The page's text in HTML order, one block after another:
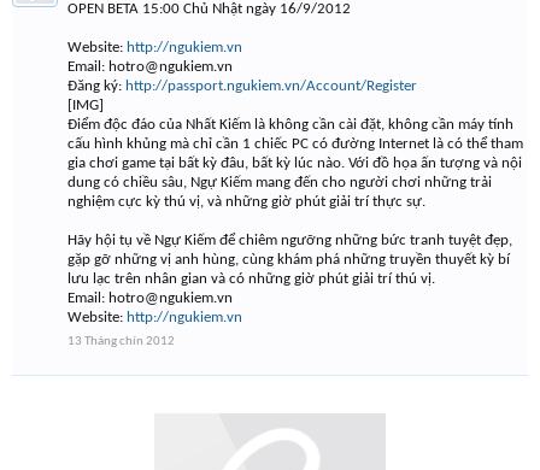
OPEN BETA 15:00 Chủ Nhật ngày 16/9/2012
Website: http://ngukiem.vn
Email: hotro@ngukiem.vn
Đăng ký: http://passport.ngukiem.vn/Account/Register
[IMG]
Điểm độc đáo của Nhất Kiếm là không cần cài đặt, không cần máy tính
cấu hình khủng mà chỉ cần 1 chiếc PC có đường Internet là có thể tham
gia chơi game tại bất kỳ đâu, bất kỳ lúc nào. Với đồ họa ấn tượng và nội
dung có chiều sâu, Ngự Kiếm mang đến cho người chơi những trải
nghiệm cực kỳ thú vị, và những giờ phút giải trí thực sự.
Hãy hội tụ về Ngự Kiếm để chiêm ngưỡng những bức tranh tuyệt đẹp,
gặp gỡ những vị anh hùng, cùng khám phá những truyền thuyết kỳ bí
lưu lạc trên nhân gian và có những giờ phút giải trí thú vị.
Email: hotro@ngukiem.vn
Website: http://ngukiem.vn
13 Tháng chín 2012